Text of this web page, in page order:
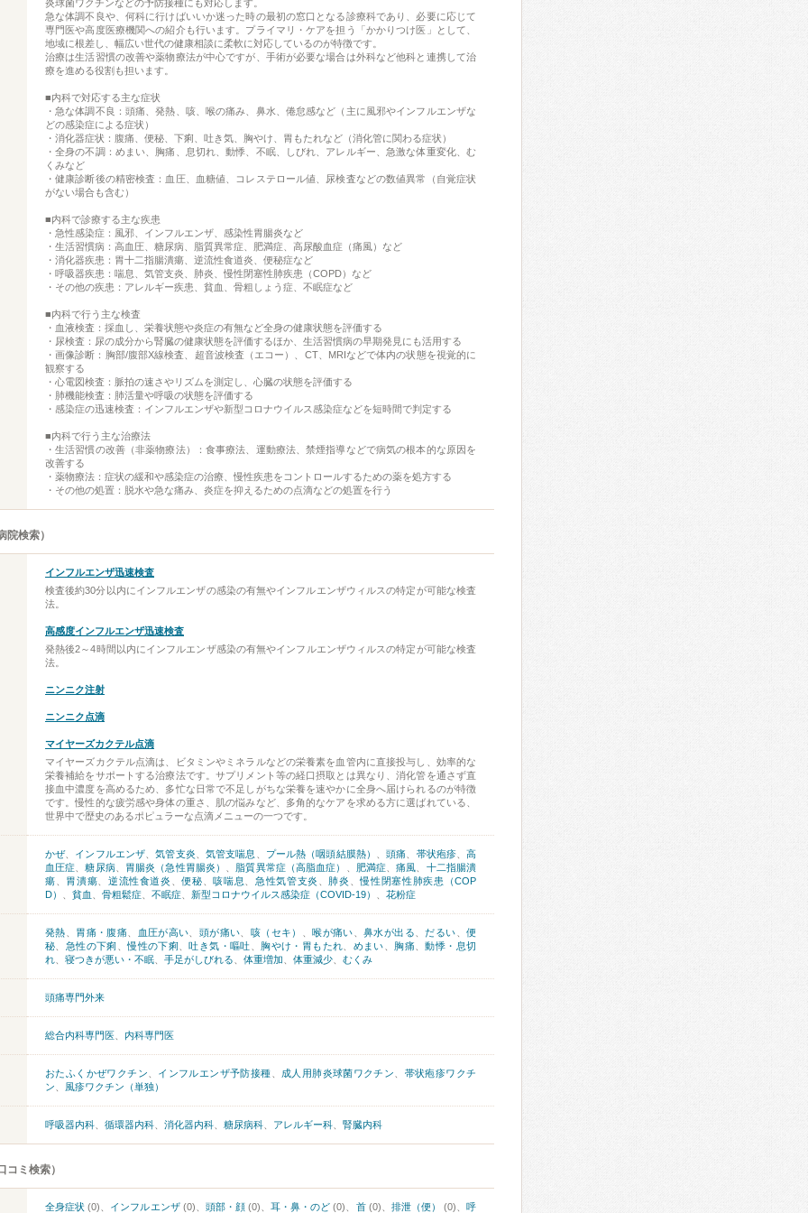
炎球菌ワクチンなどの予防接種にも対応します。
急な体調不良や、何科に行けばいいか迷った時の最初の窓口となる診療科であり、必要に応じて
専門医や高度医療機関への紹介も行います。プライマリ・ケアを担う「かかりつけ医」として、
地域に根差し、幅広い世代の健康相談に柔軟に対応しているのが特徴です。
治療は生活習慣の改善や薬物療法が中心ですが、手術が必要な場合は外科など他科と連携して治
療を進める役割も担います。
■内科で対応する主な症状
・急な体調不良：頭痛、発熱、咳、喉の痛み、鼻水、倦怠感など（主に風邪やインフルエンザな
どの感染症による症状）
・消化器症状：腹痛、便秘、下痢、吐き気、胸やけ、胃もたれなど（消化管に関わる症状）
・全身の不調：めまい、胸痛、息切れ、動悸、不眠、しびれ、アレルギー、急激な体重変化、む
くみなど
・健康診断後の精密検査：血圧、血糖値、コレステロール値、尿検査などの数値異常（自覚症状
がない場合も含む）
■内科で診療する主な疾患
・急性感染症：風邪、インフルエンザ、感染性胃腸炎など
・生活習慣病：高血圧、糖尿病、脂質異常症、肥満症、高尿酸血症（痛風）など
・消化器疾患：胃十二指腸潰瘍、逆流性食道炎、便秘症など
・呼吸器疾患：喘息、気管支炎、肺炎、慢性閉塞性肺疾患（COPD）など
・その他の疾患：アレルギー疾患、貧血、骨粗しょう症、不眠症など
■内科で行う主な検査
・血液検査：採血し、栄養状態や炎症の有無など全身の健康状態を評価する
・尿検査：尿の成分から腎臓の健康状態を評価するほか、生活習慣病の早期発見にも活用する
・画像診断：胸部/腹部X線検査、超音波検査（エコー）、CT、MRIなどで体内の状態を視覚的に
観察する
・心電図検査：脈拍の速さやリズムを測定し、心臓の状態を評価する
・肺機能検査：肺活量や呼吸の状態を評価する
・感染症の迅速検査：インフルエンザや新型コロナウイルス感染症などを短時間で判定する
■内科で行う主な治療法
・生活習慣の改善（非薬物療法）：食事療法、運動療法、禁煙指導などで病気の根本的な原因を
改善する
・薬物療法：症状の緩和や感染症の治療、慢性疾患をコントロールするための薬を処方する
・その他の処置：脱水や急な痛み、炎症を抑えるための点滴などの処置を行う
院検索）
インフルエンザ迅速検査
検査後約30分以内にインフルエンザの感染の有無やインフルエンザウィルスの特定が可能な検査
法。
高感度インフルエンザ迅速検査
発熱後2～4時間以内にインフルエンザ感染の有無やインフルエンザウィルスの特定が可能な検査
法。
ニンニク注射
ニンニク点滴
マイヤーズカクテル点滴
マイヤーズカクテル点滴は、ビタミンやミネラルなどの栄養素を血管内に直接投与し、効率的な
栄養補給をサポートする治療法です。サプリメント等の経口摂取とは異なり、消化管を通さず直
接血中濃度を高めるため、多忙な日常で不足しがちな栄養を速やかに全身へ届けられるのが特徴
です。慢性的な疲労感や身体の重さ、肌の悩みなど、多角的なケアを求める方に選ばれている、
世界中で歴史のあるポピュラーな点滴メニューの一つです。
かぜ、 インフルエンザ 、気管支炎 気管支喘息 プール熱（咽頭結膜熱） 、頭痛 帯状疱疹、高
血圧症 、糖尿病、 胃腸炎（急性胃腸炎） 脂質異常症（高脂血症） 肥満症 、痛風
十二指腸潰
瘍
胃潰瘍 逆流性食道炎 、便秘 、咳喘息 急性気管支炎 肺炎 、慢性閉塞性肺疾患（COP
D）
貧血 骨粗鬆症 不眠症 新型コロナウイルス感染症（COVID-19） 花粉症
発熱 胃痛・腹痛 血圧が高い 頭が痛い 咳（セキ） 、喉が痛い 、鼻水が出る 、だるい 、便
秘
急性の下痢 、慢性の下痢 、吐き気・嘔吐 胸やけ・胃もたれ めまい 胸痛 、動悸・息切
れ
寝つきが悪い・不眠 手足がしびれる 体重増加 体重減少 むくみ
頭痛専門外来
総合内科専門医 内科専門医
おたふくかぜワクチン インフルエンザ予防接種 成人用肺炎球菌ワクチン
帯状疱疹ワクチ
ン
風疹ワクチン（単独）
呼吸器内科 循環器内科 消化器内科 糖尿病科 アレルギー科 腎臓内科
コミ検索）
全身症状 (0)、 インフルエンザ(0)、 頭部・顔(0)、耳・鼻・のど (0)、 首(0)、 排泄（便） (0)、呼